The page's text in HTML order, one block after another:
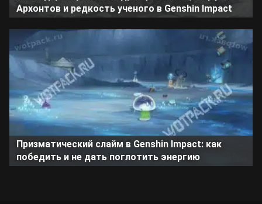
Архонтов и редкость ученого в Genshin Impact
Призматический слайм в Genshin Impact: как
победить и не дать поглотить энергию